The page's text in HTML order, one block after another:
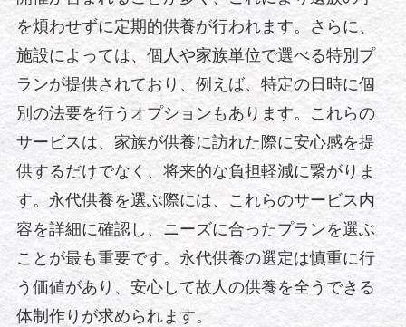
を煩わせずに定期的供養が行われます。さらに、
施設によっては、個人や家族単位で選べる特別プ
ランが提供されており、例えば、特定の日時に個
別の法要を行うオプションもあります。これらの
サービスは、家族が供養に訪れた際に安心感を提
供するだけでなく、将来的な負担軽減に繋がりま
す。永代供養を選ぶ際には、これらのサービス内
容を詳細に確認し、ニーズに合ったプランを選ぶ
ことが最も重要です。永代供養の選定は慎重に行
う価値があり、安心して故人の供養を全うできる
体制作りが求められます。